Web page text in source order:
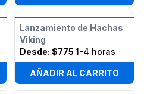
Lanzamiento de Hachas
Viking
Desde: $775 1-4 horas
AÑADIR AL CARRITO